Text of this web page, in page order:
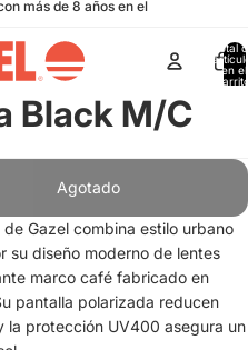
más de 8 años en el
Total
en el
Black M/C
Agotado
de Gazel combina estilo urbano
su diseño moderno de lentes
marco café fabricado en
pantalla polarizada reducen
la protección UV400 asegura un